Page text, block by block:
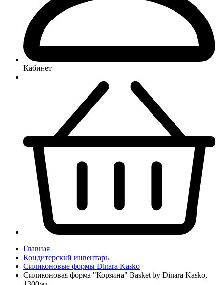
Кабинет
Главная
Кондитерский инвентарь
Силиконовые формы Dinara Kasko
Силиконовая форма "Корзина" Basket by Dinara Kasko,